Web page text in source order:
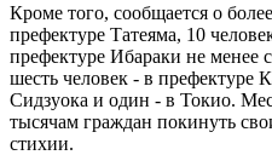
Кроме того, сообщается о
префектуре Татеяма, 10
префектуре Ибараки не менее
шесть человек - в префектуре
Сидзуока и один - в Токио.
тысячам граждан покинуть
стихии.